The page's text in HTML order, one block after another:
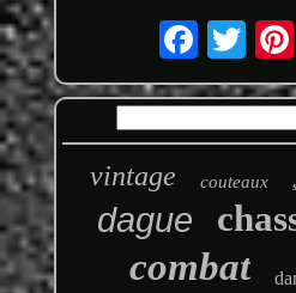
vintage couteaux
dague
combat